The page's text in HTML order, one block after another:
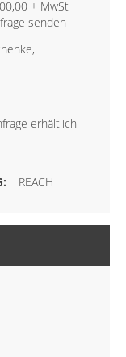
+ MwSt
senden
erhältlich
REACH